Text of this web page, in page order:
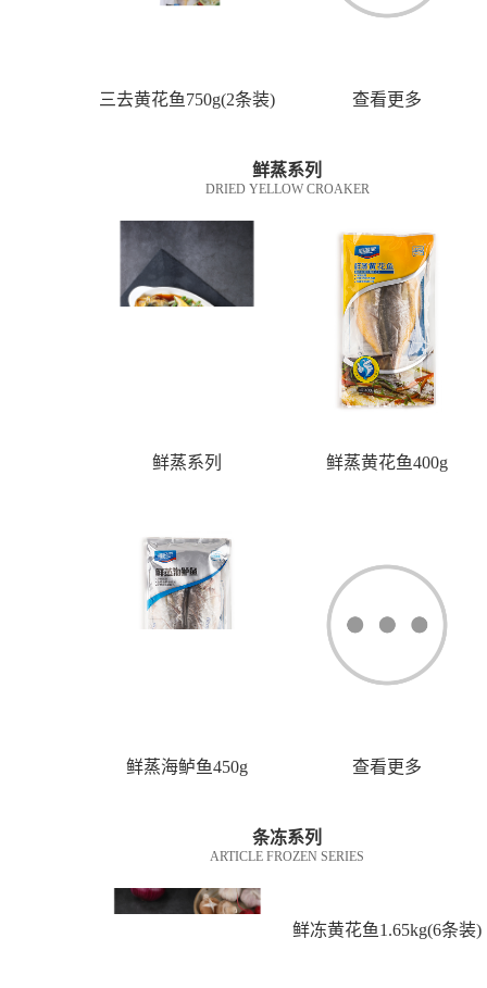
三去黄花鱼750g(2条装) 查看更多
鲜蒸系列
DRIED YELLOW CROAKER
鲜蒸系列 鲜蒸黄花鱼400g
鲜蒸海鲈鱼450g 查看更多
条冻系列
ARTICLE FROZEN SERIES
鲜冻黄花鱼1.65kg(6条装)